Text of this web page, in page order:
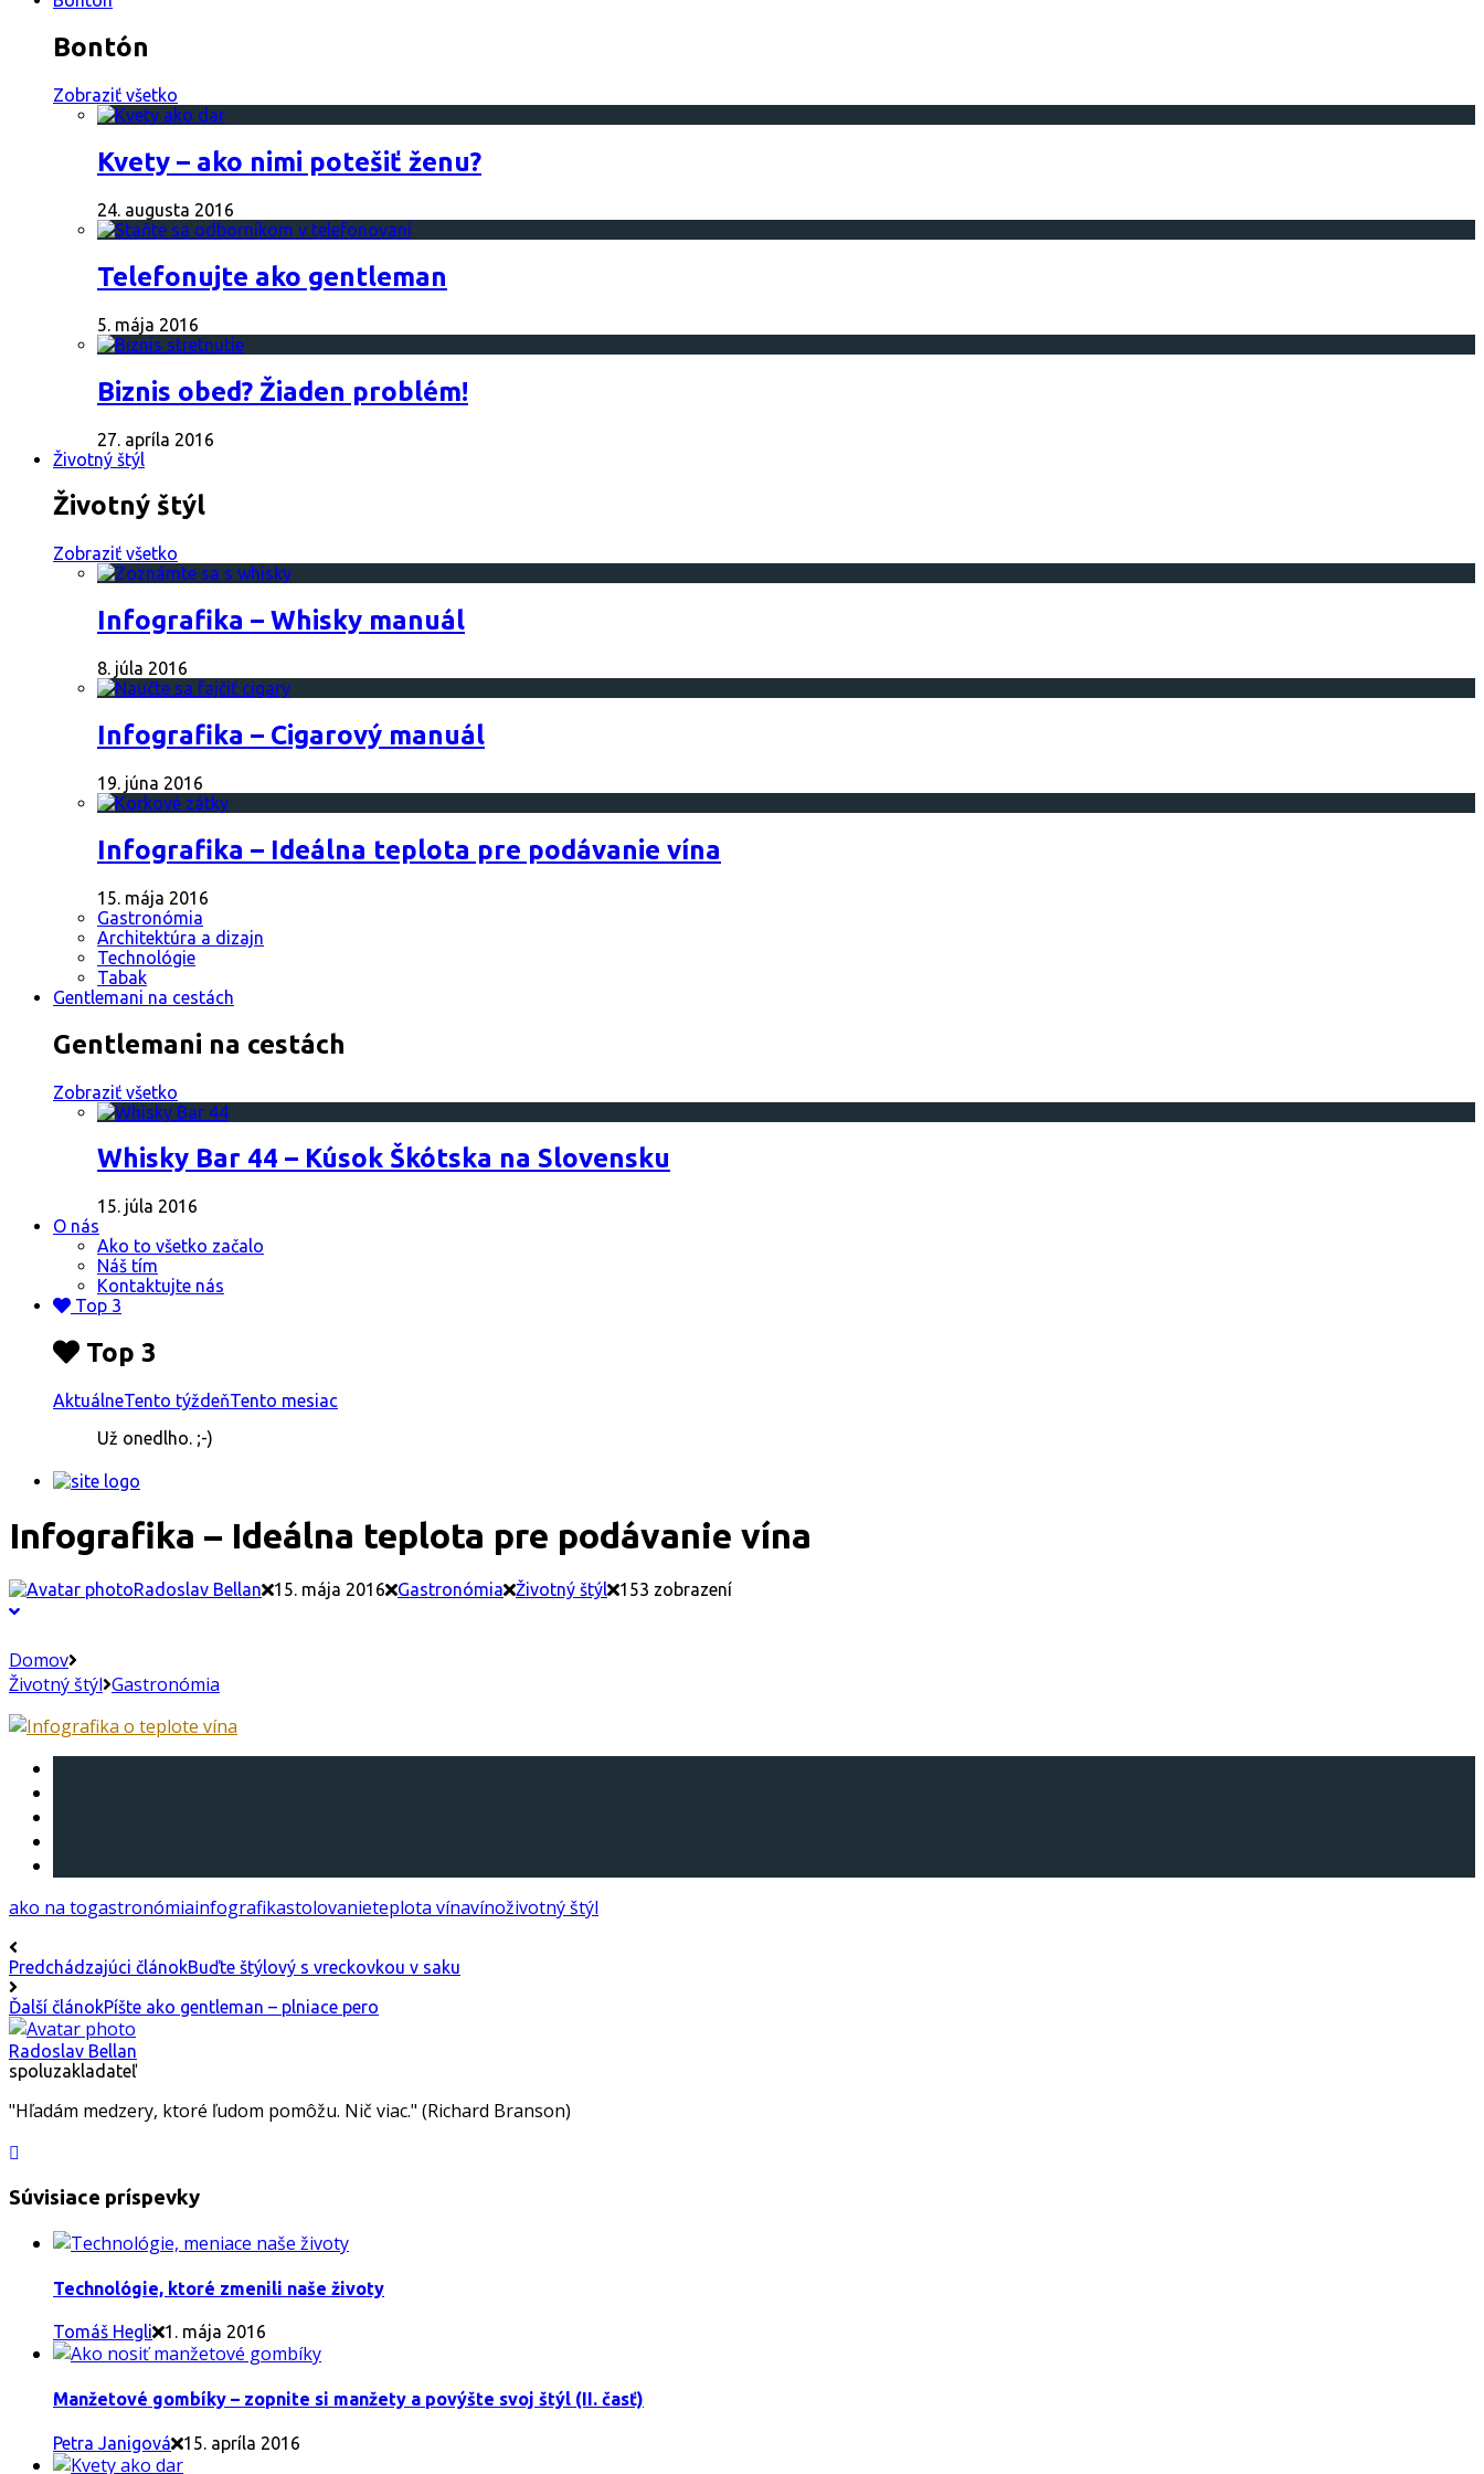
Bontón
Zobraziť všetko
Kvety – ako nimi potešiť ženu?
24. augusta 2016
Telefonujte ako gentleman
5. mája 2016
Biznis obed? Žiaden problém!
27. apríla 2016
Životný štýl
Životný štýl
Zobraziť všetko
Infografika – Whisky manuál
8. júla 2016
Infografika – Cigarový manuál
19. júna 2016
Infografika – Ideálna teplota pre podávanie vína
15. mája 2016
Gastronómia
Architektúra a dizajn
Technológie
Tabak
Gentlemani na cestách
Gentlemani na cestách
Zobraziť všetko
Whisky Bar 44 – Kúsok Škótska na Slovensku
15. júla 2016
O nás
Ako to všetko začalo
Náš tím
Kontaktujte nás
Top 3
Top 3
AktuálneTento týždeňTento mesiac
Už onedlho. ;-)
Infografika – Ideálna teplota pre podávanie vína
Radoslav Bellan 15. mája 2016 Gastronómia Životný štýl 153 zobrazení
Domov
Životný štýl Gastronómia
ako na togastronómiainfografikastolovanieteplota vínavínoživotný štýl
Predchádzajúci článokBuďte štýlový s vreckovkou v saku
Ďalší článokPíšte ako gentleman – plniace pero
Radoslav Bellan
spoluzakladateľ
"Hľadám medzery, ktoré ľudom pomôžu. Nič viac." (Richard Branson)
Súvisiace príspevky
Technológie, ktoré zmenili naše životy
Tomáš Hegli 1. mája 2016
Manžetové gombíky – zopnite si manžety a povýšte svoj štýl (II. časť)
Petra Janigová 15. apríla 2016